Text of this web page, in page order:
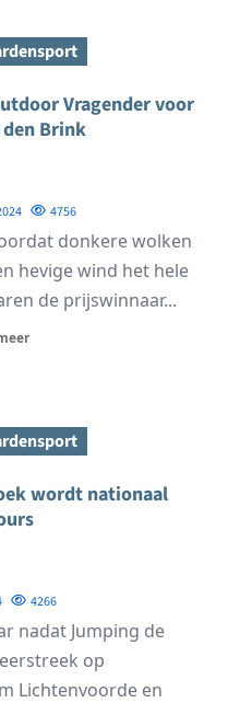
Vragender voor
den Brink
4756
donkere wolken
hevige wind het hele
de prijswinnaar...
wordt nationaal
4266
nadat Jumping de
op
Lichtenvoorde en